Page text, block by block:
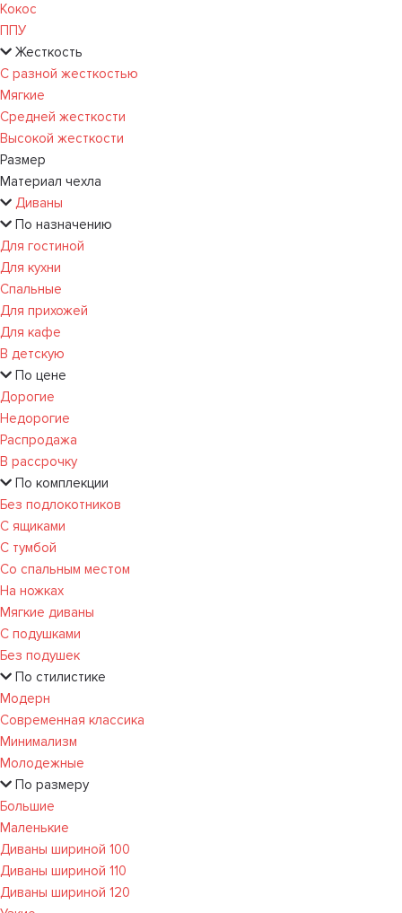
Кокос
ППУ
Жесткость
С разной жесткостью
Мягкие
Средней жесткости
Высокой жесткости
Размер
Материал чехла
Диваны
По назначению
Для гостиной
Для кухни
Спальные
Для прихожей
Для кафе
В детскую
По цене
Дорогие
Недорогие
Распродажа
В рассрочку
По комплекции
Без подлокотников
С ящиками
С тумбой
Со спальным местом
На ножках
Мягкие диваны
С подушками
Без подушек
По стилистике
Модерн
Современная классика
Минимализм
Молодежные
По размеру
Большие
Маленькие
Диваны шириной 100
Диваны шириной 110
Диваны шириной 120